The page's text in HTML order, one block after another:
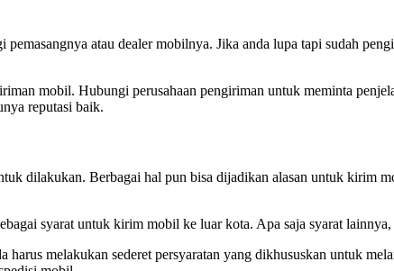
atau dealer mobilnya. Jika anda lupa tapi sudah
mobil. Hubungi perusahaan pengiriman untuk meminta
reputasi baik.
dilakukan. Berbagai hal pun bisa dijadikan alasan untuk kirim
syarat untuk kirim mobil ke luar kota. Apa saja syarat
melakukan sederet persyaratan yang dikhususkan untuk